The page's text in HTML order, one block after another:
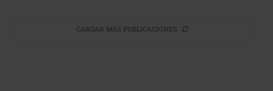
CARGAR MÁS PUBLICACIONES